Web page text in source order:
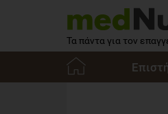
Τα πάντα για τον